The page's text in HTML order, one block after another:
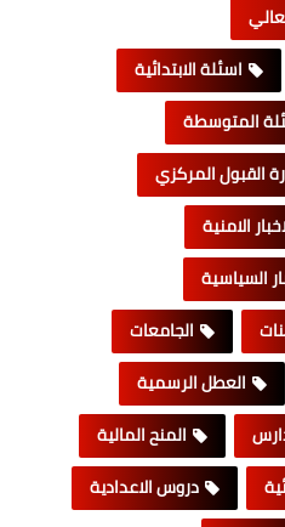
اسئلة الابتدائية
المتوسطة
القبول المركزي
الامنية
السياسية
الجامعات
العطل الرسمية
المنح المالية
دروس الاعدادية